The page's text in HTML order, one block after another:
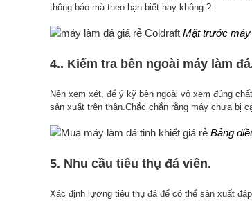
thông báo mà theo bạn biết hay không ?.
Mặt trước máy
4.. Kiểm tra bên ngoài máy làm
Nên xem xét, để ý kỹ bên ngoài vỏ xem đúng
sản xuất trên thân.Chắc chắn rằng máy chưa bị
Bảng
5. Nhu cầu tiêu thụ đá viên.
Xác định lựơng tiêu thụ đá để có thể sản xuất